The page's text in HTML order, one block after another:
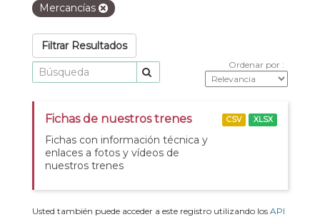
Mercancías
Filtrar Resultados
Ordenar por
Fichas de nuestros trenes
Fichas con información técnica y
enlaces a fotos y vídeos de
nuestros trenes
CSV XLSX
Usted también puede acceder a este registro utilizando los API